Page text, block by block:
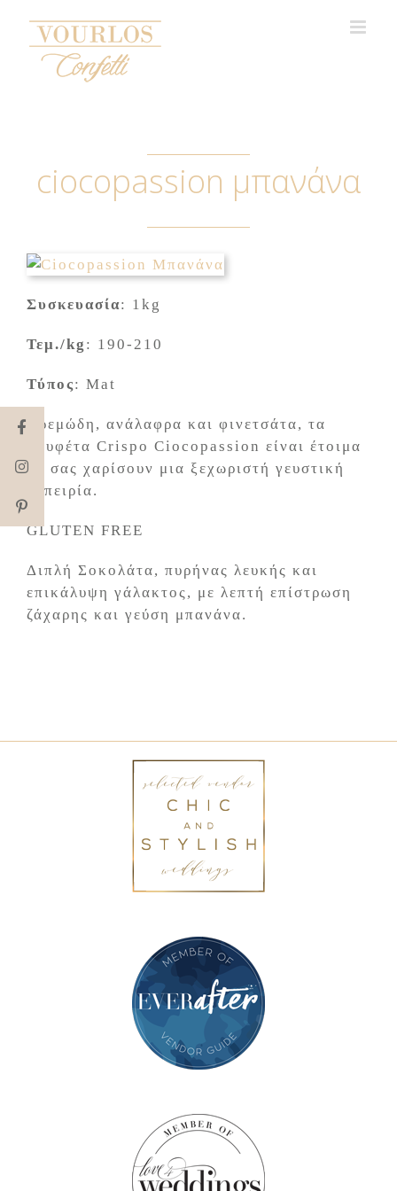
content
ciocopassion μπανάνα
Συσκευασία: 1kg
Τεμ./kg : 190-210
Τύπος: Mat
Κρεμώδη, ανάλαφρα και φινετσάτα, τα
κουφέτα Crispo Ciocopassion είναι έτοιμα
να σας χαρίσουν μια ξεχωριστή γευστική
εμπειρία.
GLUTEN FREE
Διπλή Σοκολάτα, πυρήνας λευκής και
επικάλυψη γάλακτος, με λεπτή επίστρωση
ζάχαρης και γεύση μπανάνα.